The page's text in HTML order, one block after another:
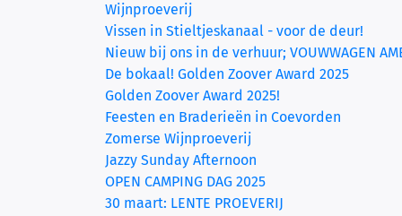
Wijnproeverij
Vissen in Stieltjeskanaal - voor de deur!
Nieuw bij ons in de verhuur; VOUWWAGEN
De bokaal! Golden Zoover Award 2025
Golden Zoover Award 2025!
Feesten en Braderieën in Coevorden
Zomerse Wijnproeverij
Jazzy Sunday Afternoon
OPEN CAMPING DAG 2025
30 maart: LENTE PROEVERIJ